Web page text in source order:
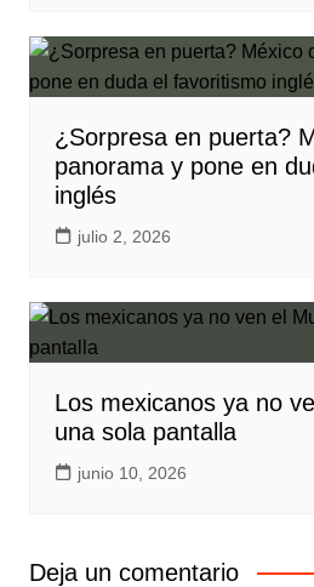
¿Sorpresa en puerta?
panorama y pone en
inglés
julio 2, 2026
Los mexicanos ya no
una sola pantalla
junio 10, 2026
Deja un comentario